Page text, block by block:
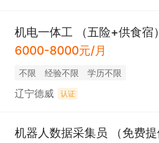
机电一体工 （五险+供食宿）
6000-8000元/月
不限 经验不限 学历不限
辽宁德威 认证